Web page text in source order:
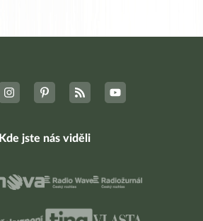
Kde jste nás viděli